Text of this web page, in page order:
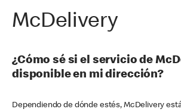
McDelivery
¿Cómo sé si el servicio de
disponible en mi dirección?
Dependiendo de dónde estés, McDelivery